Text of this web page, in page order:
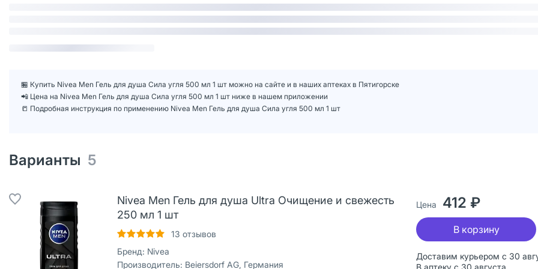
🏪 Купить Nivea Men Гель для душа Сила угля 500 мл 1 шт можно на сайте и в наших аптеках в Пятигорске
📲 Цена на Nivea Men Гель для душа Сила угля 500 мл 1 шт ниже в нашем приложении
📒 Подробная инструкция по применению Nivea Men Гель для душа Сила угля 500 мл 1 шт
Варианты 5
Nivea Men Гель для душа Ultra Очищение и свежесть
250 мл 1 шт
13 отзывов
Бренд: Nivea
Производитель: Beiersdorf AG, Германия
Доставим курьером с 30
В аптеку с 30 августа
Цена 412 ₽
В корзину